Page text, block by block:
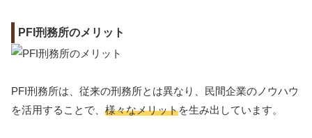
PFI刑務所のメリット
PFI刑務所は、従来の刑務所とは異なり、民間企業のノウハウ
を活用することで、 様々なメリットを生み出しています。